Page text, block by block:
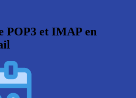
POP3 et IMAP en